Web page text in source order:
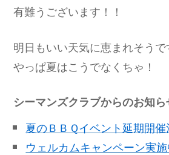
有難うございます！！
明日もいい天気に恵まれそう
やっぱ夏はこうでなくちゃ！
シーマンズクラブからのお知ら
夏のＢＢＱイベント延期開催
ウェルカムキャンペーン実施